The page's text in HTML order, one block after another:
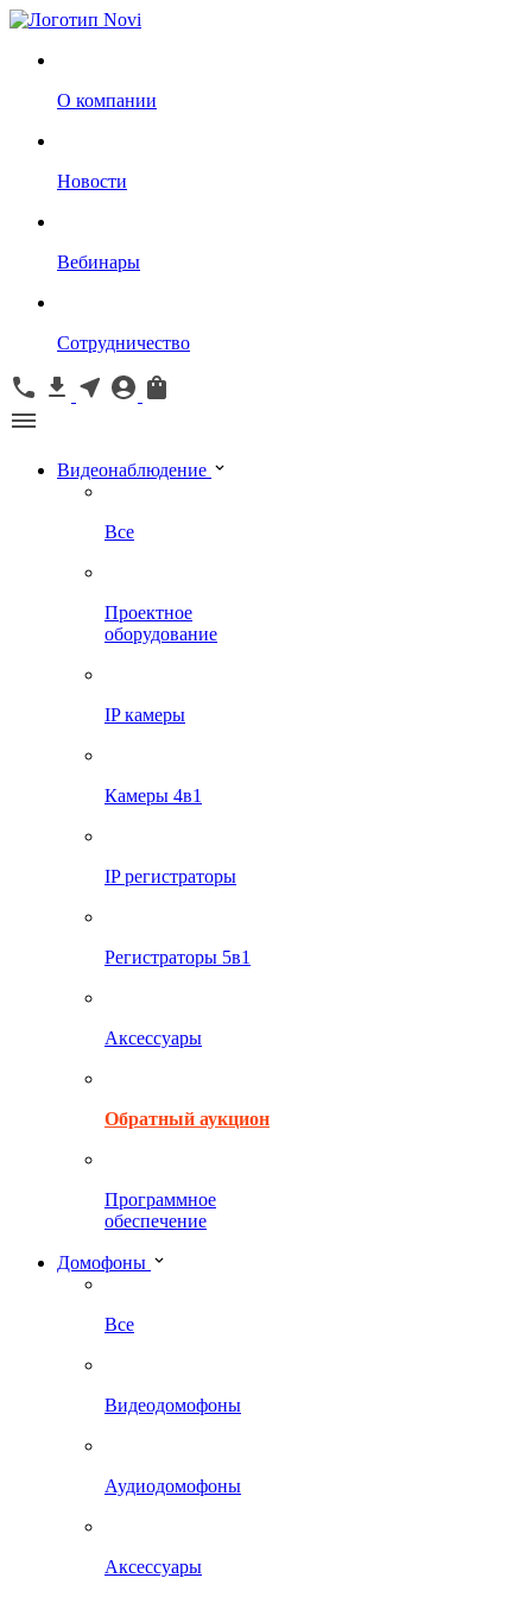
О компании
Новости
Вебинары
Сотрудничество
Видеонаблюдение
Все
Проектное
оборудование
IP камеры
Камеры 4в1
IP регистраторы
Регистраторы 5в1
Аксессуары
Обратный аукцион
Программное
обеспечение
Домофоны
Все
Видеодомофоны
Аудиодомофоны
Аксессуары